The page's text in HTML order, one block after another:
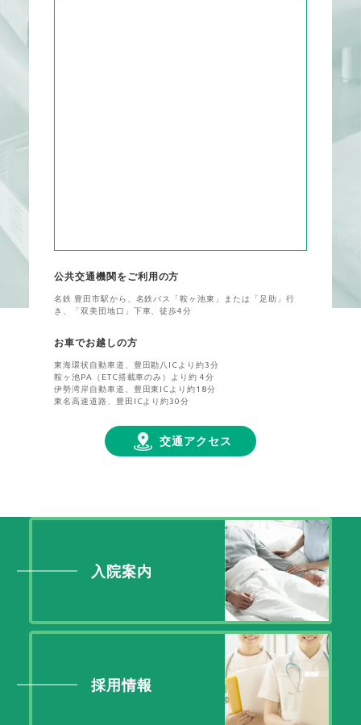
公共交通機関をご利用の方
名鉄 豊田市駅から、名鉄バス「鞍ヶ池東」または「足助」行
き、「双美団地口」下車、徒歩4分
お車でお越しの方
東海環状自動車道、豊田勘八ICより約3分
鞍ヶ池PA（ETC搭載車のみ）より約 4分
伊勢湾岸自動車道、豊田東ICより約18分
東名高速道路、豊田ICより約30分
交通アクセス
入院案内
採用情報